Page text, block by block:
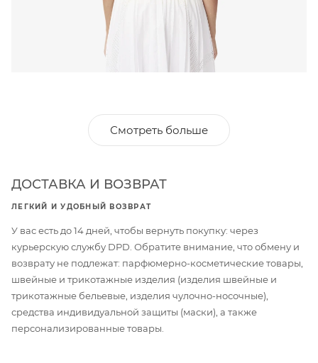
Смотреть больше
ДОСТАВКА И ВОЗВРАТ
ЛЕГКИЙ И УДОБНЫЙ ВОЗВРАТ
У вас есть до 14 дней, чтобы вернуть покупку: через
курьерскую службу DPD. Обратите внимание, что обмену и
возврату не подлежат: парфюмерно-косметические товары,
швейные и трикотажные изделия (изделия швейные и
трикотажные бельевые, изделия чулочно-носочные),
средства индивидуальной защиты (маски), а также
персонализированные товары.